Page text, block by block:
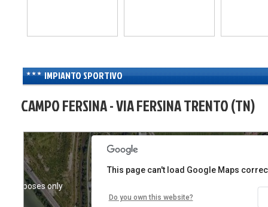
IMPIANTO SPORTIVO
CAMPO FERSINA - VIA FERSINA TRENTO (TN)
purposes only
This page can't load Google Maps
Do you own this website?